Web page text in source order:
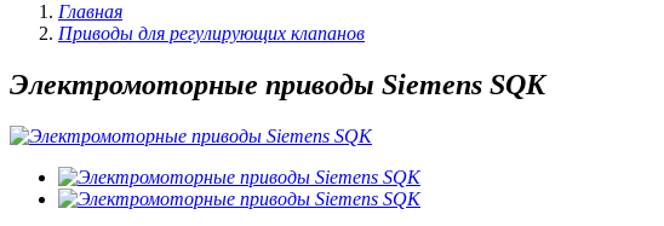
Главная
Приводы для регулирующих клапанов
Электромоторные приводы Siemens SQK